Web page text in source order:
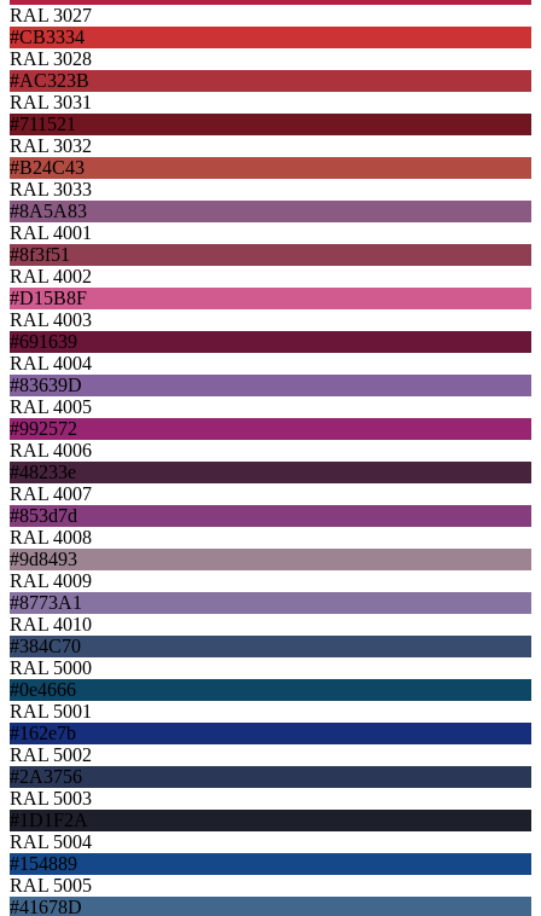
RAL 3027
#CB3334
RAL 3028
#AC323B
RAL 3031
#711521
RAL 3032
#B24C43
RAL 3033
#8A5A83
RAL 4001
#8f3f51
RAL 4002
#D15B8F
RAL 4003
#691639
RAL 4004
#83639D
RAL 4005
#992572
RAL 4006
#48233e
RAL 4007
#853d7d
RAL 4008
#9d8493
RAL 4009
#8773A1
RAL 4010
#384C70
RAL 5000
#0e4666
RAL 5001
#162e7b
RAL 5002
#2A3756
RAL 5003
#1D1F2A
RAL 5004
#154889
RAL 5005
#41678D